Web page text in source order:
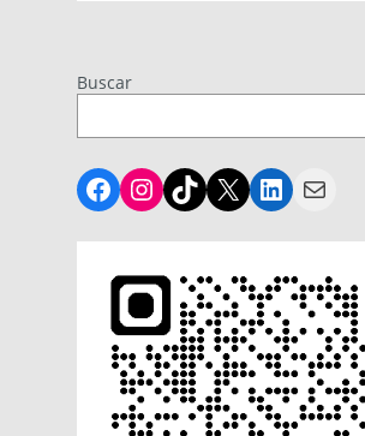
Buscar
Facebook
Instagram
TikTok
X LinkedIn
Mail